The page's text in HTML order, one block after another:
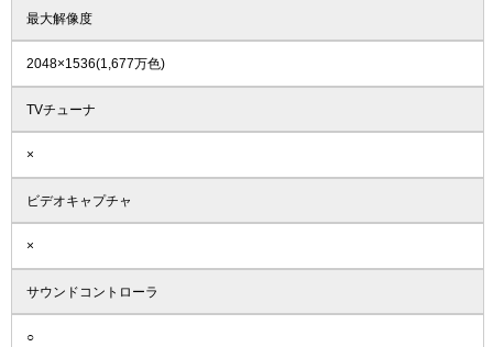
最大解像度
2048×1536(1,677万色)
TVチューナ
×
ビデオキャプチャ
×
サウンドコントローラ
○